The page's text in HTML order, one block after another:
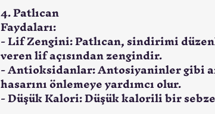
4. Patlıcan
Faydaları:
- Lif Zengini: Patlıcan, sindirimi
veren lif açısından zengindir.
- Antioksidanlar: Antosiyaninler gibi
hasarını önlemeye yardımcı olur.
- Düşük Kalori: Düşük kalorili bir